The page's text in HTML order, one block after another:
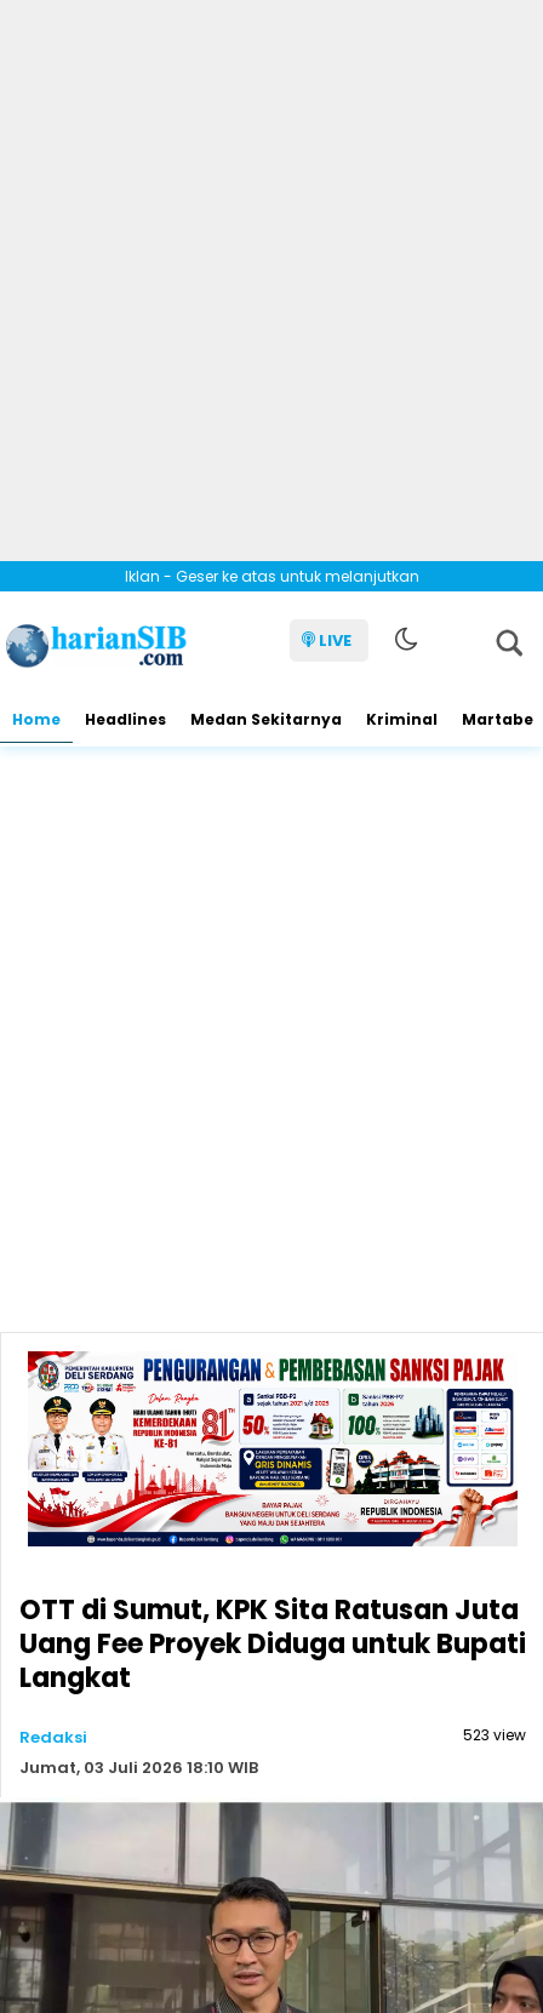
Iklan - Geser ke atas untuk melanjutkan
LIVE
Home Headlines Medan Sekitarnya Kriminal Martabe
OTT di Sumut, KPK Sita Ratusan Juta
Uang Fee Proyek Diduga untuk Bupati
Langkat
Redaksi
Jumat, 03 Juli 2026 18:10 WIB
523 view